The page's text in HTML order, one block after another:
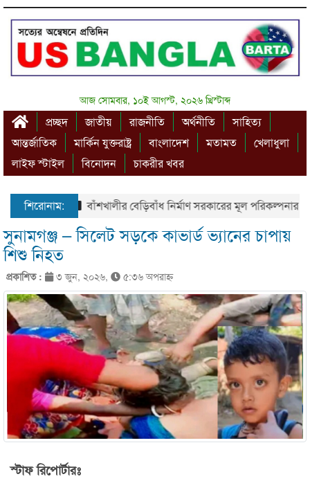
আজ সোমবার, ১০ই আগস্ট, ২০২৬ খ্রিস্টাব্দ
প্রচ্ছদ জাতীয় রাজনীতি অর্থনীতি
সাহিত্য
আন্তর্জাতিক
মার্কিন যুক্তরাষ্ট্র বাংলাদেশ মতামত
খেলাধুলা
লাইফ স্টাইল
বিনোদন চাকরীর খবর
শিরোনাম: বাঁশখালীর বেড়িবাঁধ নির্মাণ সরকারের মূল পরিকল্পনার অংশ –
সুনামগঞ্জ – সিলেট সড়কে কাভার্ড ভ্যানের চাপায়
শিশু নিহত
প্রকাশিত : ৩ জুন, ২০২৬, ৫:৩৬ অপরাহ্ণ
স্টাফ রিপোর্টারঃ